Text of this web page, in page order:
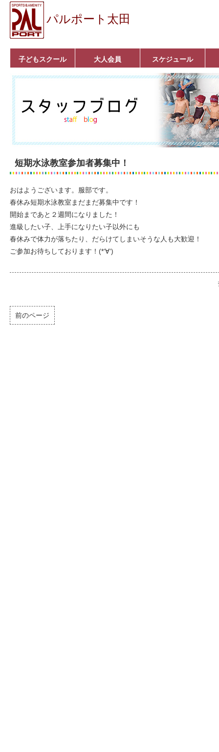
パルポート太田
子どもスクール
ベビーコース
幼児コース
小学生コース
育成コース
選手コース
キッズパーク(体操教
室)
クラシックバレエ
ボルダリング
■入会案内
大人会員
いきいきコース
トライアスロン
フィットネス
■入会案内
スケジュール
短期水泳教室参加者募集中！
おはようございます。服部です。
春休み短期水泳教室まだまだ募集中です！
開始まであと２週間になりました！
進級したい子、上手になりたい子以外にも
春休みで体力が落ちたり、だらけてしまいそうな人も大歓迎！
ご参加お待ちしております！(*‘∀‘)
前のページ